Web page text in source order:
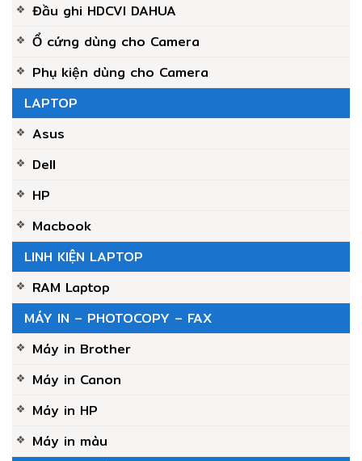
Đầu ghi HDCVI DAHUA
Ổ cứng dùng cho Camera
Phụ kiện dùng cho Camera
LAPTOP
Asus
Dell
HP
Macbook
LINH KIỆN LAPTOP
RAM Laptop
MÁY IN – PHOTOCOPY – FAX
Máy in Brother
Máy in Canon
Máy in HP
Máy in màu